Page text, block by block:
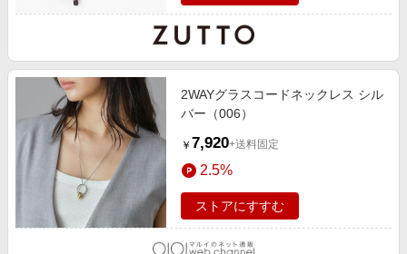
2WAYグラスコードネックレス シル
バー（006）
￥ 7,920+送料固定
2.5%
ストアにすすむ